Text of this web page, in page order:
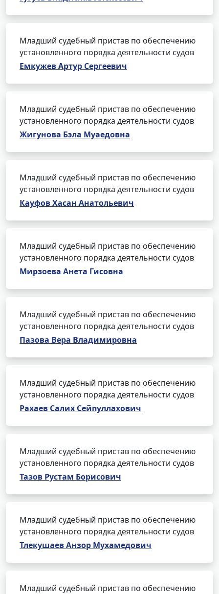
Младший судебный пристав по обеспечению
установленного порядка деятельности судов
Емкужев Артур Сергеевич
Младший судебный пристав по обеспечению
установленного порядка деятельности судов
Жигунова Бэла Муаедовна
Младший судебный пристав по обеспечению
установленного порядка деятельности судов
Кауфов Хасан Анатольевич
Младший судебный пристав по обеспечению
установленного порядка деятельности судов
Мирзоева Анета Гисовна
Младший судебный пристав по обеспечению
установленного порядка деятельности судов
Пазова Вера Владимировна
Младший судебный пристав по обеспечению
установленного порядка деятельности судов
Рахаев Салих Сейпуллахович
Младший судебный пристав по обеспечению
установленного порядка деятельности судов
Тазов Рустам Борисович
Младший судебный пристав по обеспечению
установленного порядка деятельности судов
Тлекушаев Анзор Мухамедович
Младший судебный пристав по обеспечению